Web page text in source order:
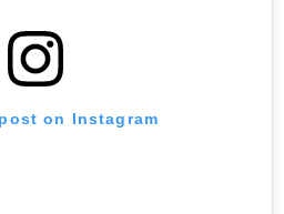
on Instagram